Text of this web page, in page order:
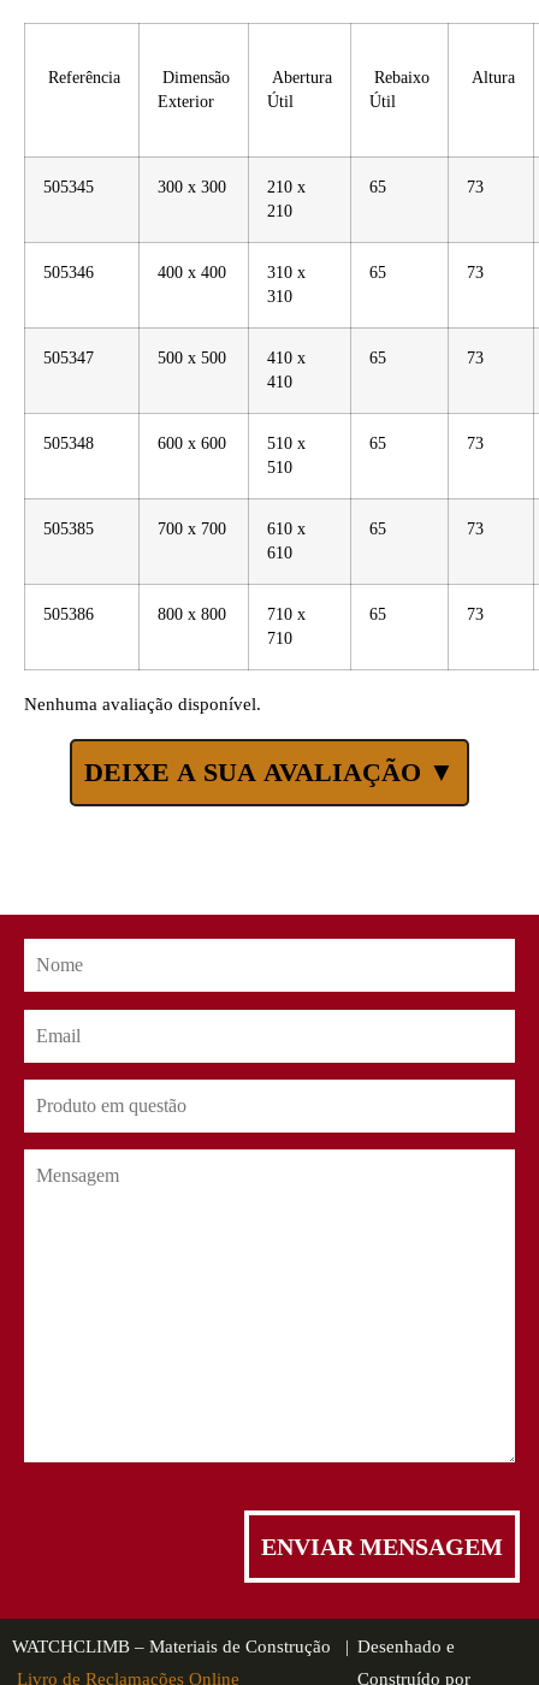
Referência
Dimensão
Exterior
Abertura
Útil
Rebaixo
Útil
Altura
505345 300 x 300
210 x
210
65 73
505346 400 x 400
310 x
310
65 73
505347 500 x 500
410 x
410
65 73
505348 600 x 600
510 x
510
65 73
505385 700 x 700
610 x
610
65 73
505386 800 x 800
710 x
710
65 73
Nenhuma avaliação disponível.
DEIXE A SUA AVALIAÇÃO ▼
WATCHCLIMB – Materiais de Construção |
Livro de Reclamações Online
Desenhado e
Construído por